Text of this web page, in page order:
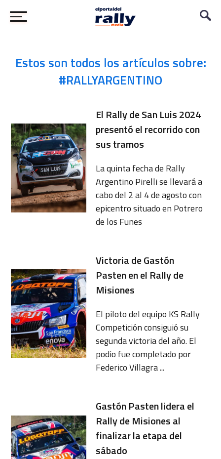
Estos son todos los artículos sobre:
#RALLYARGENTINO
El Rally de San Luis 2024
presentó el recorrido con
sus tramos
La quinta fecha de Rally
Argentino Pirelli se llevará a
cabo del 2 al 4 de agosto con
epicentro situado en Potrero
de los Funes
Victoria de Gastón
Pasten en el Rally de
Misiones
El piloto del equipo KS Rally
Competición consiguió su
segunda victoria del año. El
podio fue completado por
Federico Villagra ...
Gastón Pasten lidera el
Rally de Misiones al
finalizar la etapa del
sábado